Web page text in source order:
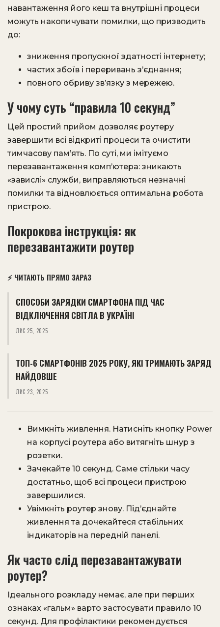
навантаження його кеш та внутрішні процеси
можуть накопичувати помилки, що призводить
до:
зниження пропускної здатності інтернету;
частих збоїв і переривань з’єднання;
повного обриву зв’язку з мережею.
У чому суть “правила 10 секунд”
Цей простий прийом дозволяє роутеру
завершити всі відкриті процеси та очистити
тимчасову пам’ять. По суті, ми імітуємо
перезавантаження комп’ютера: зникають
«завислі» служби, виправляються незначні
помилки та відновлюється оптимальна робота
пристрою.
Покрокова інструкція: як
перезавантажити роутер
⚡ ЧИТАЮТЬ ПРЯМО ЗАРАЗ
СПОСОБИ ЗАРЯДКИ СМАРТФОНА ПІД ЧАС
ВІДКЛЮЧЕННЯ СВІТЛА В УКРАЇНІ
ЛИС 25, 2025
ТОП-6 СМАРТФОНІВ 2025 РОКУ, ЯКІ ТРИМАЮТЬ ЗАРЯД
НАЙДОВШЕ
ЛИС 23, 2025
Вимкніть живлення. Натисніть кнопку Power
на корпусі роутера або витягніть шнур з
розетки.
Зачекайте 10 секунд. Саме стільки часу
достатньо, щоб всі процеси пристрою
завершилися.
Увімкніть роутер знову. Під’єднайте
живлення та дочекайтеся стабільних
індикаторів на передній панелі.
Як часто слід перезавантажувати
роутер?
Ідеального розкладу немає, але при перших
ознаках «гальм» варто застосувати правило 10
секунд. Для профілактики рекомендується